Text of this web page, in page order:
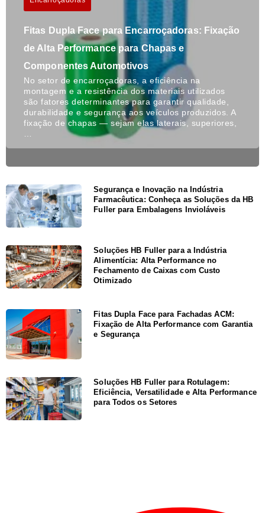
Fitas Dupla Face para Encarroçadoras: Fixação
de Alta Performance para Chapas e
Componentes Automotivos
No setor de encarroçadoras, a eficiência na
montagem e a resistência dos materiais utilizados
são fatores determinantes para garantir qualidade,
durabilidade e segurança aos veículos produzidos. A
fixação de chapas — sejam elas laterais, superiores,
Segurança e Inovação na Indústria
Farmacêutica: Conheça as Soluções da HB
Fuller para Embalagens Invioláveis
Soluções HB Fuller para a Indústria
Alimentícia: Alta Performance no
Fechamento de Caixas com Custo
Otimizado
Fitas Dupla Face para Fachadas ACM:
Fixação de Alta Performance com Garantia
e Segurança
Soluções HB Fuller para Rotulagem:
Eficiência, Versatilidade e Alta Performance
para Todos os Setores